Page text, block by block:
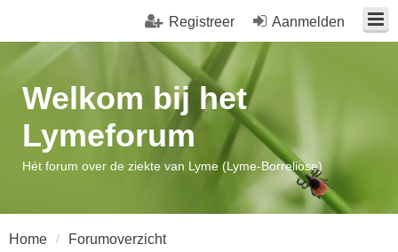
Aanmelden
Registreer
Welkom bij het
Lymeforum
Hét forum over de ziekte van Lyme (Lyme-Borreliose)
Home Forumoverzicht